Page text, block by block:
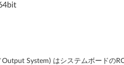
Output System) はシステムボードの